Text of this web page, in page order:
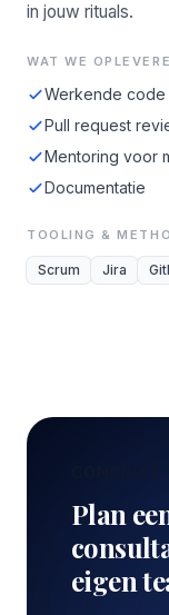
in jouw rituals.
WAT WE
Werkende code
Pull request
Mentoring voor
Documentatie
TOOLING &
Scrum Jira
Plan
eigen